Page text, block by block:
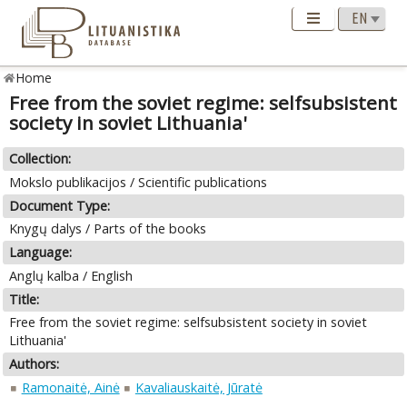
Home
Free from the soviet regime: selfsubsistent
society in soviet Lithuania'
Collection:
Mokslo publikacijos / Scientific publications
Document Type:
Knygų dalys / Parts of the books
Language:
Anglų kalba / English
Title:
Free from the soviet regime: selfsubsistent society in soviet
Lithuania'
Authors:
Ramonaitė, Ainė
Kavaliauskaitė, Jūratė